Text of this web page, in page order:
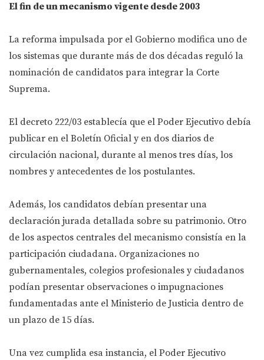
El fin de un mecanismo vigente desde 2003
La reforma impulsada por el Gobierno modifica uno de
los sistemas que durante más de dos décadas reguló la
nominación de candidatos para integrar la Corte
Suprema.
El decreto 222/03 establecía que el Poder Ejecutivo debía
publicar en el Boletín Oficial y en dos diarios de
circulación nacional, durante al menos tres días, los
nombres y antecedentes de los postulantes.
Además, los candidatos debían presentar una
declaración jurada detallada sobre su patrimonio. Otro
de los aspectos centrales del mecanismo consistía en la
participación ciudadana. Organizaciones no
gubernamentales, colegios profesionales y ciudadanos
podían presentar observaciones o impugnaciones
fundamentadas ante el Ministerio de Justicia dentro de
un plazo de 15 días.
Una vez cumplida esa instancia, el Poder Ejecutivo